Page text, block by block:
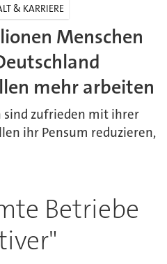
& KARRIERE
Menschen
mehr arbeiten
sind zufrieden mit ihrer
ihr Pensum reduzieren,
Betriebe